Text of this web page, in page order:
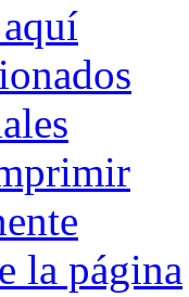
la página